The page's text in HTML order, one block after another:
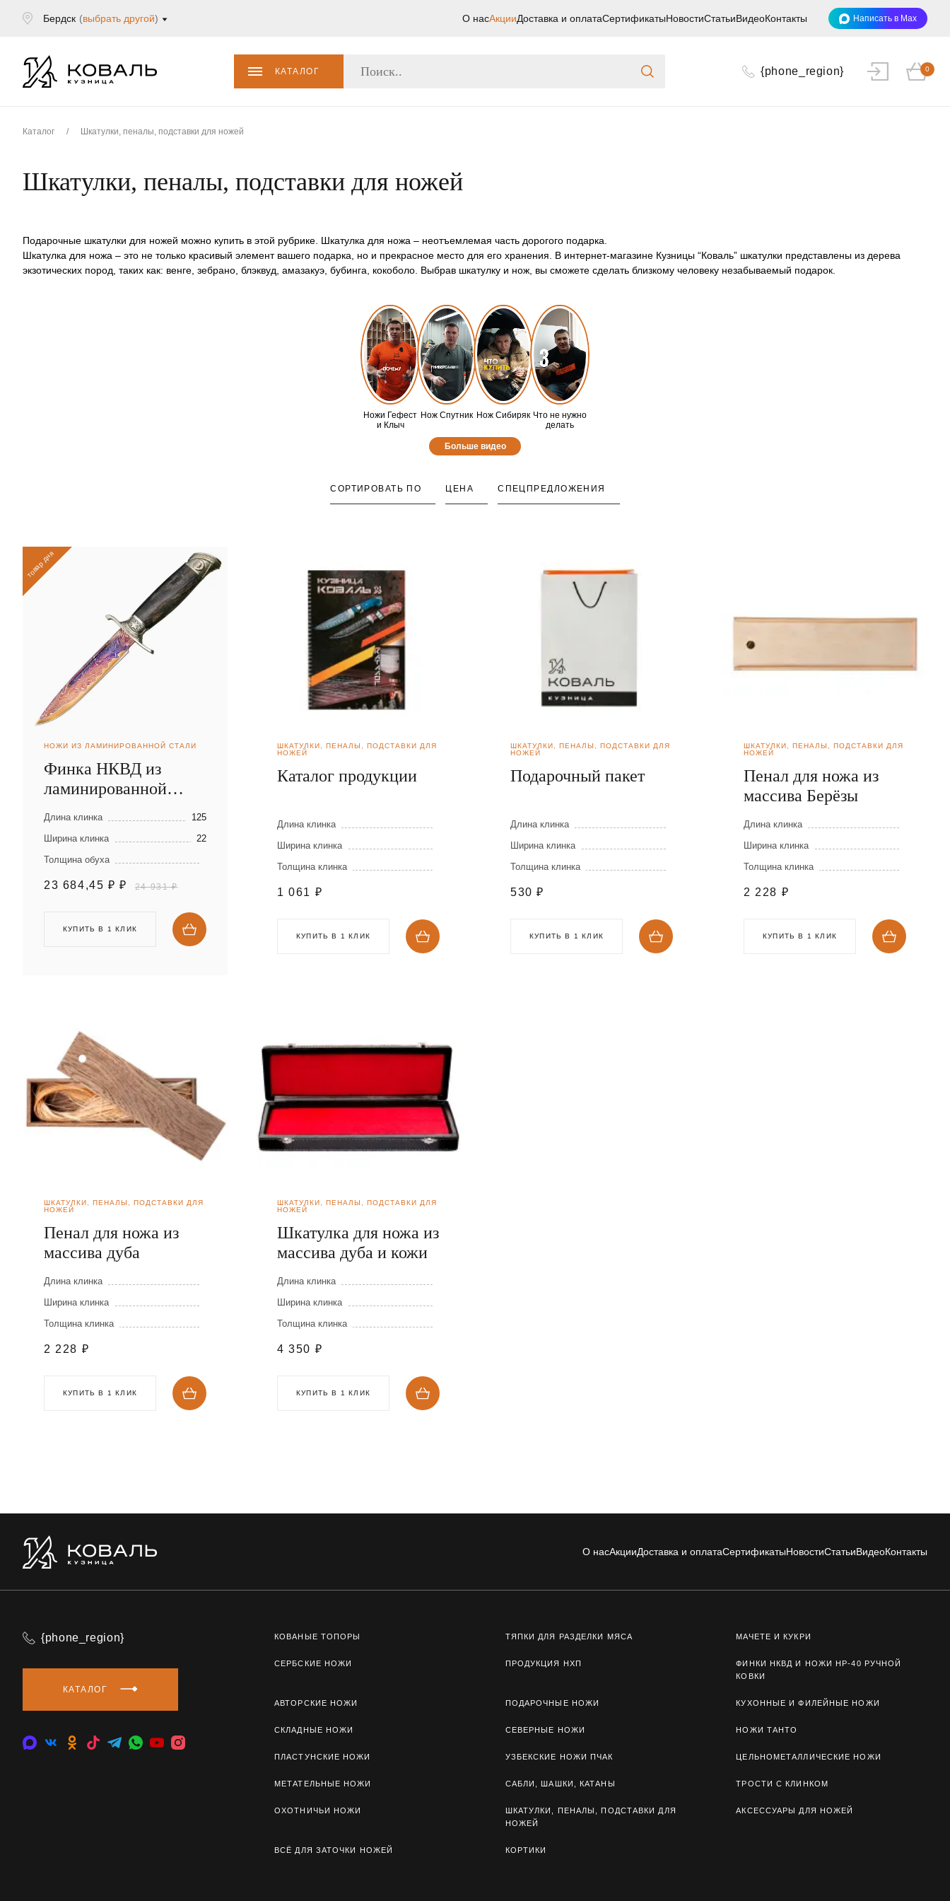
Бердск (выбрать другой) О насАкцииДоставка и оплатаСертификатыНовостиСтатьиВидеоКонтакты Написать в Max
КАТАЛОГ {phone_region} 0
Каталог / Шкатулки, пеналы, подставки для ножей
Шкатулки, пеналы, подставки для ножей
Подарочные шкатулки для ножей можно купить в этой рубрике. Шкатулка для ножа – неотъемлемая часть дорогого подарка.
Шкатулка для ножа – это не только красивый элемент вашего подарка, но и прекрасное место для его хранения. В интернет-магазине Кузницы “Коваль” шкатулки представлены из дерева
экзотических пород, таких как: венге, зебрано, блэквуд, амазакуэ, бубинга, кокоболо. Выбрав шкатулку и нож, вы сможете сделать близкому человеку незабываемый подарок.
Ножи Гефест
и Клыч
Нож Спутник Нож Сибиряк Что не нужно
делать
Больше видео
СОРТИРОВАТЬ ПО ЦЕНА СПЕЦПРЕДЛОЖЕНИЯ
товар дня
НОЖИ ИЗ ЛАМИНИРОВАННОЙ СТАЛИ
Финка НКВД из
ламинированной
стали
Длина клинка
125
Ширина клинка
22
Толщина обуха
23 684,45 ₽ ₽ 24 931 ₽
КУПИТЬ В 1 КЛИК
ШКАТУЛКИ, ПЕНАЛЫ, ПОДСТАВКИ ДЛЯ
НОЖЕЙ
Каталог продукции
Длина клинка
Ширина клинка
Толщина клинка
1 061 ₽
КУПИТЬ В 1 КЛИК
ШКАТУЛКИ, ПЕНАЛЫ, ПОДСТАВКИ ДЛЯ
НОЖЕЙ
Подарочный пакет
Длина клинка
Ширина клинка
Толщина клинка
530 ₽
КУПИТЬ В 1 КЛИК
ШКАТУЛКИ, ПЕНАЛЫ, ПОДСТАВКИ ДЛЯ
НОЖЕЙ
Пенал для ножа из
массива Берёзы
Длина клинка
Ширина клинка
Толщина клинка
2 228 ₽
КУПИТЬ В 1 КЛИК
ШКАТУЛКИ, ПЕНАЛЫ, ПОДСТАВКИ ДЛЯ
НОЖЕЙ
Пенал для ножа из
массива дуба
Длина клинка
Ширина клинка
Толщина клинка
2 228 ₽
КУПИТЬ В 1 КЛИК
ШКАТУЛКИ, ПЕНАЛЫ, ПОДСТАВКИ ДЛЯ
НОЖЕЙ
Шкатулка для ножа из
массива дуба и кожи
Длина клинка
Ширина клинка
Толщина клинка
4 350 ₽
КУПИТЬ В 1 КЛИК
О насАкцииДоставка и оплатаСертификатыНовостиСтатьиВидеоКонтакты
{phone_region}
КАТАЛОГ
КОВАНЫЕ ТОПОРЫ ТЯПКИ ДЛЯ РАЗДЕЛКИ МЯСА МАЧЕТЕ И КУКРИ
СЕРБСКИЕ НОЖИ ПРОДУКЦИЯ НХП
ФИНКИ НКВД И НОЖИ НР-40 РУЧНОЙ
КОВКИ
АВТОРСКИЕ НОЖИ ПОДАРОЧНЫЕ НОЖИ КУХОННЫЕ И ФИЛЕЙНЫЕ НОЖИ
СКЛАДНЫЕ НОЖИ СЕВЕРНЫЕ НОЖИ НОЖИ ТАНТО
ПЛАСТУНСКИЕ НОЖИ УЗБЕКСКИЕ НОЖИ ПЧАК ЦЕЛЬНОМЕТАЛЛИЧЕСКИЕ НОЖИ
МЕТАТЕЛЬНЫЕ НОЖИ САБЛИ, ШАШКИ, КАТАНЫ ТРОСТИ С КЛИНКОМ
ОХОТНИЧЬИ НОЖИ
ШКАТУЛКИ, ПЕНАЛЫ, ПОДСТАВКИ ДЛЯ
НОЖЕЙ
АКСЕССУАРЫ ДЛЯ НОЖЕЙ
ВСЁ ДЛЯ ЗАТОЧКИ НОЖЕЙ КОРТИКИ